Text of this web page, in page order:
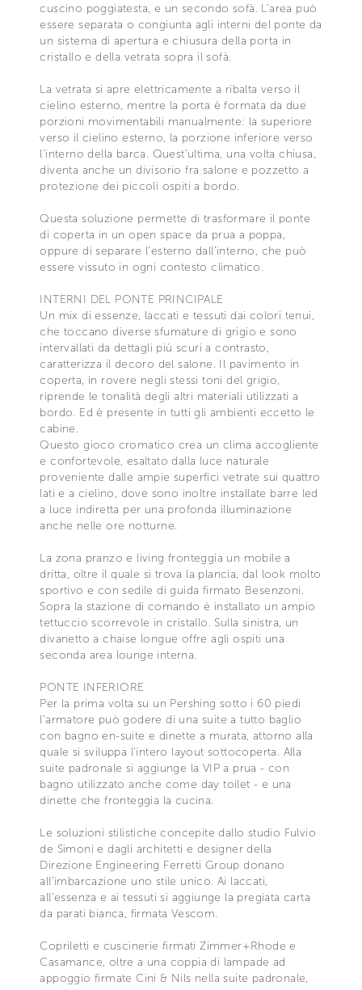
cuscino poggiatesta, e un secondo sofà. L’area può
essere separata o congiunta agli interni del ponte da
un sistema di apertura e chiusura della porta in
cristallo e della vetrata sopra il sofà.
La vetrata si apre elettricamente a ribalta verso il
cielino esterno, mentre la porta è formata da due
porzioni movimentabili manualmente: la superiore
verso il cielino esterno, la porzione inferiore verso
l’interno della barca. Quest’ultima, una volta chiusa,
diventa anche un divisorio fra salone e pozzetto a
protezione dei piccoli ospiti a bordo.
Questa soluzione permette di trasformare il ponte
di coperta in un open space da prua a poppa,
oppure di separare l’esterno dall’interno, che può
essere vissuto in ogni contesto climatico.
INTERNI DEL PONTE PRINCIPALE
Un mix di essenze, laccati e tessuti dai colori tenui,
che toccano diverse sfumature di grigio e sono
intervallati da dettagli più scuri a contrasto,
caratterizza il decoro del salone. Il pavimento in
coperta, in rovere negli stessi toni del grigio,
riprende le tonalità degli altri materiali utilizzati a
bordo. Ed è presente in tutti gli ambienti eccetto le
cabine.
Questo gioco cromatico crea un clima accogliente
e confortevole, esaltato dalla luce naturale
proveniente dalle ampie superfici vetrate sui quattro
lati e a cielino, dove sono inoltre installate barre led
a luce indiretta per una profonda illuminazione
anche nelle ore notturne.
La zona pranzo e living fronteggia un mobile a
dritta, oltre il quale si trova la plancia, dal look molto
sportivo e con sedile di guida firmato Besenzoni.
Sopra la stazione di comando è installato un ampio
tettuccio scorrevole in cristallo. Sulla sinistra, un
divanetto a chaise longue offre agli ospiti una
seconda area lounge interna.
PONTE INFERIORE
Per la prima volta su un Pershing sotto i 60 piedi
l’armatore può godere di una suite a tutto baglio
con bagno en-suite e dinette a murata, attorno alla
quale si sviluppa l’intero layout sottocoperta. Alla
suite padronale si aggiunge la VIP a prua - con
bagno utilizzato anche come day toilet - e una
dinette che fronteggia la cucina.
Le soluzioni stilistiche concepite dallo studio Fulvio
de Simoni e dagli architetti e designer della
Direzione Engineering Ferretti Group donano
all’imbarcazione uno stile unico. Ai laccati,
all’essenza e ai tessuti si aggiunge la pregiata carta
da parati bianca, firmata Vescom.
Copriletti e cuscinerie firmati Zimmer+Rhode e
Casamance, oltre a una coppia di lampade ad
appoggio firmate Cini & Nils nella suite padronale,